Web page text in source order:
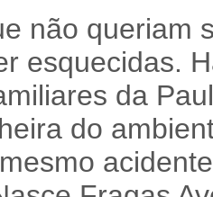
não queriam
esquecidas.
da
do